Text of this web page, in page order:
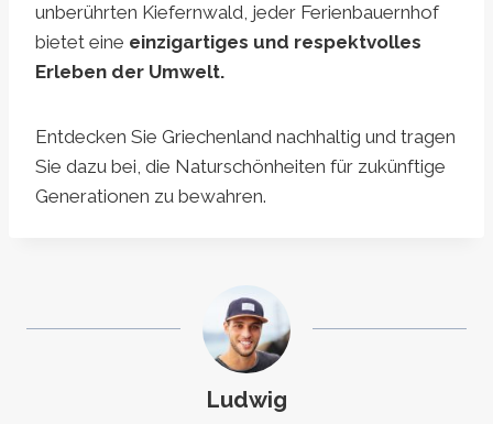
unberührten Kiefernwald, jeder Ferienbauernhof
bietet eine einzigartiges und respektvolles
Erleben der Umwelt.
Entdecken Sie Griechenland nachhaltig und tragen
Sie dazu bei, die Naturschönheiten für zukünftige
Generationen zu bewahren.
Ludwig